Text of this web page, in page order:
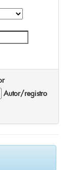
Autor/registro